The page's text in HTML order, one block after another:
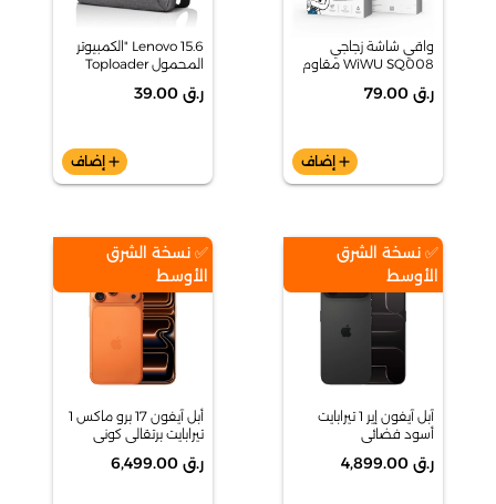
واقي شاشة زجاجي
WiWU SQ008 مقاوم
iPhone 17 Pro
ر.ق 79.00
add إضاف
Lenovo 15.6 "الكمبيوتر
المحمول Toploader
ر.ق 39.00
addإضاف
✅ نسخة الشرق
الأوسط
آبل آيفون إير 1 تيرابايت
أسود فضائي
ر.ق 4,899.00
✅ نسخة الشرق
الأوسط
أبل آيفون 17 برو ماكس 1
تيرابايت برتقالي كوني
ر.ق 6,499.00